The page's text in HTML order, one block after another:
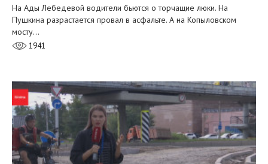
На Ады Лебедевой водители бьются о торчащие люки. На
Пушкина разрастается провал в асфальте. А на Копыловском
мосту…
1941